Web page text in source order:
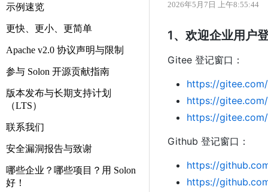
示例速览
更快、更小、更简单
Apache v2.0 协议声明与限制
参与 Solon 开源贡献指南
版本发布与长期支持计划
（LTS）
联系我们
安全漏洞报告与致谢
哪些企业？哪些项目？用 Solon
好！
2026年5月7日 上午8:55:44
1、欢迎企业用户
Gitee 登记窗口：
https://
https://
https://
Github 登记窗口：
https://
https://